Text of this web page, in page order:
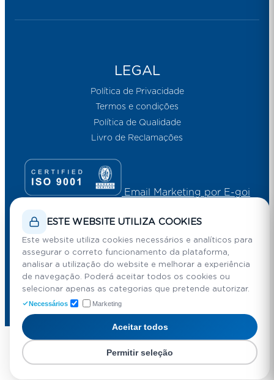
ESTE WEBSITE UTILIZA COOKIES
Este website utiliza cookies necessários e analíticos para
assegurar o correto funcionamento da plataforma,
analisar a utilização do website e melhorar a experiência
de navegação. Poderá aceitar todos os cookies ou
selecionar apenas as categorias que pretende autorizar.
Necessários Marketing
Aceitar todos
Permitir seleção
LEGAL
Política de Privacidade
Termos e condições
Política de Qualidade
Livro de Reclamações
Email Marketing por E-goi